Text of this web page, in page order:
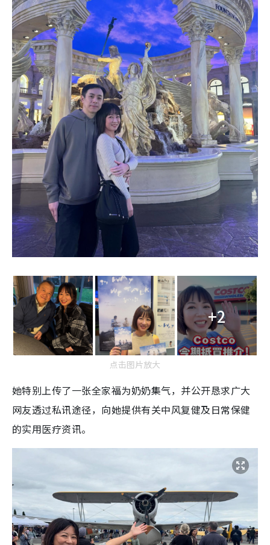
+2
点击图片放大
她特别上传了一张全家福为奶奶集气，并公开恳求广大
网友透过私讯途径，向她提供有关中风复健及日常保健
的实用医疗资讯。